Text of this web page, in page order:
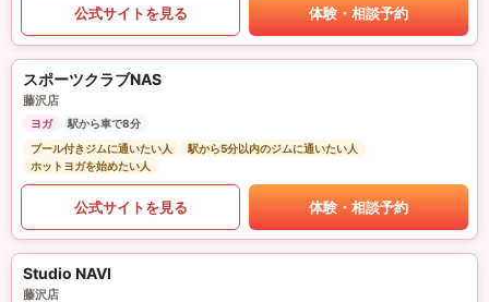
公式サイトを見る 体験・相談予約
スポーツクラブNAS
藤沢店
ヨガ
駅から車で8分
プール付きジムに通いたい人
駅から5分以内のジムに通いたい人
ホットヨガを始めたい人
公式サイトを見る 体験・相談予約
Studio NAVI
藤沢店